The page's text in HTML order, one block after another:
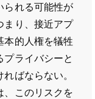
られる可能性が
まり、接近アプ
本的人権を犠牲
ライバシーと
ばならない。
、このリスクを